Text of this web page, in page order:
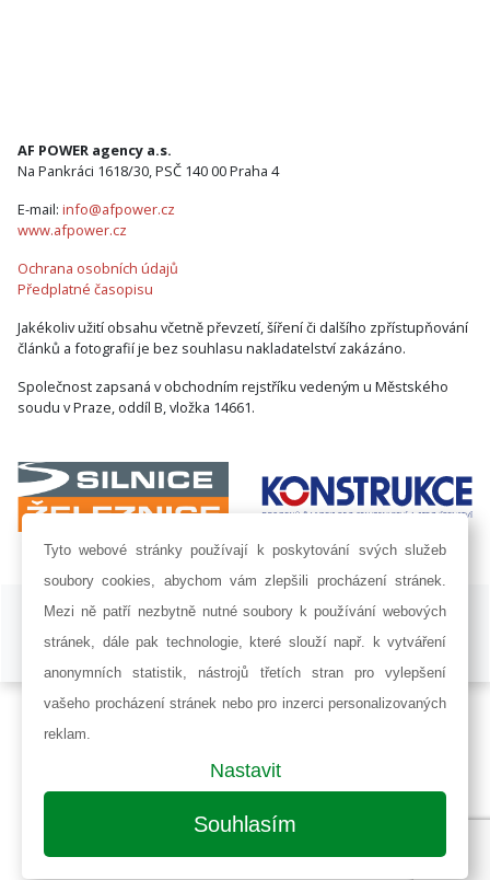
AF POWER agency a.s.
Na Pankráci 1618/30, PSČ 140 00 Praha 4
E-mail: info@afpower.cz
www.afpower.cz
Ochrana osobních údajů
Předplatné časopisu
Jakékoliv užití obsahu včetně převzetí, šíření či dalšího zpřístupňování
článků a fotografií je bez souhlasu nakladatelství zakázáno.
Společnost zapsaná v obchodním rejstříku vedeným u Městského
soudu v Praze, oddíl B, vložka 14661.
ISSN 1802-8535 © 2009 - 2026 AF POWER agency a.s. |
Nastavení
Developed by:
Railsformers s.r.o.
Tyto webové stránky používají k poskytování svých služeb
soubory cookies, abychom vám zlepšili procházení stránek.
Mezi ně patří nezbytně nutné soubory k používání webových
stránek, dále pak technologie, které slouží např. k vytváření
anonymních statistik, nástrojů třetích stran pro vylepšení
vašeho procházení stránek nebo pro inzerci personalizovaných
reklam.
Nastavit
Souhlasím